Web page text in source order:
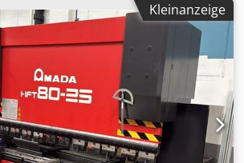
(max.):
10 mm, Blechstärke
8 mm , Verfahrweg X-Achse: 2’520 mm
1’550 mm, Verfahrweg Z-Achse:
300
- garantierter Verkauf zum
Maschine wurde jährlich (zuletzt
(Protokolle liegen vor)! Laser
2021 getauscht. Die X-Achse und Y-
bei 27066 Einschaltstunden erneuert.
Verfahrweg X-Achse: 2.520 mm
Kleinanzeige